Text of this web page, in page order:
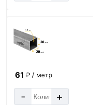
61 ₽ / метр
- +